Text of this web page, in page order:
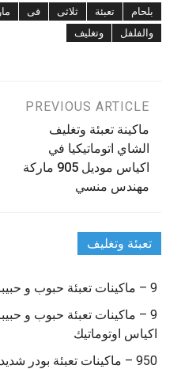
بلحام
تعبئة ثلاثى فى
والفلفل
وتغليف
تصفّح
المقالات
PREVIOUS ARTICLE
ماكينة تعبئة وتغليف
الشاي اتوماتيكيا في
اكياس موديل 905 ماركة
مهندس منسي
تعبئة وتغليف
9 – ماكينات تعبئة حبوب و حبيبات و بودر شديد النعومة
9 – ماكينات تعبئة حبوب و
اكياس اوتوماتيك
950 – ماكينات تعبئة بودر شديد النعومة في اكياس اوتوماتيك